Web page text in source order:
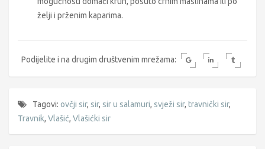
želji i prženim kaparima.
Podijelite i na drugim društvenim mrežama:
Tagovi: ovčji sir, sir, sir u salamuri, svježi sir, travnički sir,
Travnik, Vlašić, Vlašićki sir